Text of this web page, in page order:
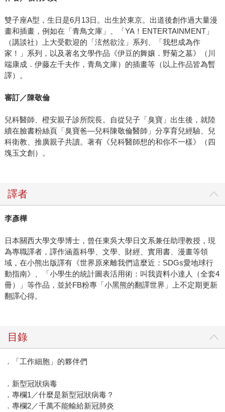
雙子座A型，生日是6月13日。出生於東京。出道後創作過大量漫
畫和插畫，例如在「青鳥文庫」、「YA！ENTERTAINMENT」
（講談社）上大受歡迎的「泫然欲泣」系列、「我想成為作
家！」系列，以及著名文學作品《伊豆的舞孃．野菊之墓》（川
端康成．伊藤左千夫作，青鳥文庫）的插畫等（以上作品皆為暫
譯）。
審訂／陳敬倫
兒科醫師、橙安親子診所院長。自從兒子「臭寶」出生後，就陸
續在臉書粉絲頁「臭寶爸—兒科陳敬倫醫師」分享育兒經驗、兒
科衛教、推廣親子共讀。著有《兒科醫師想的和你不一樣》（四
塊玉文創）。
譯者
李彥樺
日本關西大學文學博士，曾任東吳大學日文系兼任助理教授，現
為專職譯者，譯作涵蓋科學、文學、財經、實用書、漫畫等領
域，在小熊出版譯有《世界原來離我們這麼近：SDGs愛地球行
動指南》、「小學生的統計圖表活用術：叫我資料小達人（全套4
冊）」等作品，並於FB粉專「小黑熊的翻譯世界」上不定期更新
翻譯心得。
目錄
．「工作細胞」的夥伴們
．新型冠狀病毒
．專欄1／什麼是新型冠狀病毒？
．專欄2／千萬不能輸給新冠肺炎